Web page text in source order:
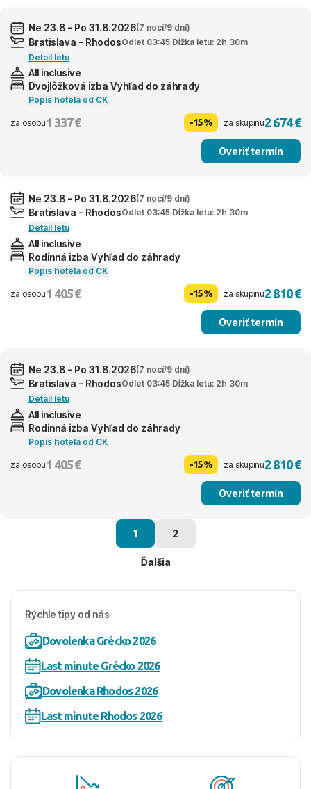
Ne 23.8 - Po 31.8.2026(7 nocí/9 dní)
Bratislava - RhodosOdlet 03:45 Dĺžka letu: 2h 30m
Detail letu
All inclusive
Dvojlôžková izba Výhľad do záhrady
Popis hotela od CK
za osobu 1 337 € -15% za skupinu2 674 €
Overiť termín
Ne 23.8 - Po 31.8.2026(7 nocí/9 dní)
Bratislava - RhodosOdlet 03:45 Dĺžka letu: 2h 30m
Detail letu
All inclusive
Rodinná izba Výhľad do záhrady
Popis hotela od CK
za osobu 1 405 € -15% za skupinu2 810 €
Overiť termín
Ne 23.8 - Po 31.8.2026(7 nocí/9 dní)
Bratislava - RhodosOdlet 03:45 Dĺžka letu: 2h 30m
Detail letu
All inclusive
Rodinná izba Výhľad do záhrady
Popis hotela od CK
za osobu 1 405 € -15% za skupinu2 810 €
Overiť termín
1 2
Ďalšia
Rýchle tipy od nás
Dovolenka Grécko 2026
Last minute Grécko 2026
Dovolenka Rhodos 2026
Last minute Rhodos 2026